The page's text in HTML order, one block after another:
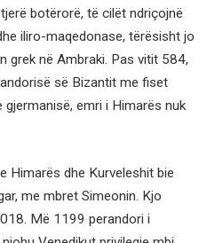
botërorë, të cilët ndriçojnë
iliro-maqedonase, tërësisht jo
grek në Ambraki. Pas vitit 584,
së Bizantit me fiset
emri i Himarës nuk
Himarës dhe Kurveleshit bie
me mbret Simeonin. Kjo
Më 1199 perandori i